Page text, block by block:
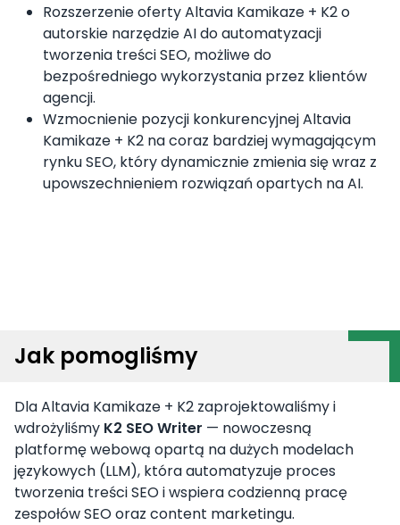
Rozszerzenie oferty Altavia Kamikaze + K2 o
autorskie narzędzie AI do automatyzacji
tworzenia treści SEO, możliwe do
bezpośredniego wykorzystania przez klientów
agencji.
Wzmocnienie pozycji konkurencyjnej Altavia
Kamikaze + K2 na coraz bardziej wymagającym
rynku SEO, który dynamicznie zmienia się wraz z
upowszechnieniem rozwiązań opartych na AI.
Jak pomogliśmy
Dla Altavia Kamikaze + K2 zaprojektowaliśmy i
wdrożyliśmy K2 SEO Writer — nowoczesną
platformę webową opartą na dużych modelach
językowych (LLM), która automatyzuje proces
tworzenia treści SEO i wspiera codzienną pracę
zespołów SEO oraz content marketingu.